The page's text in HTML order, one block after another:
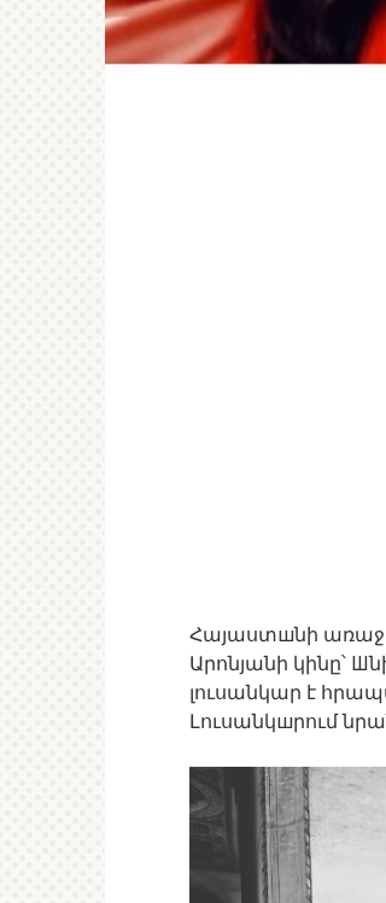
Հայաստшնի
Արոնյանի կինը՝
լուսանկար է
Լուսանկшրում